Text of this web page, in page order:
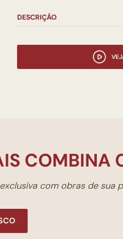
DESCRIÇÃO
COMBINA
com obras de sua